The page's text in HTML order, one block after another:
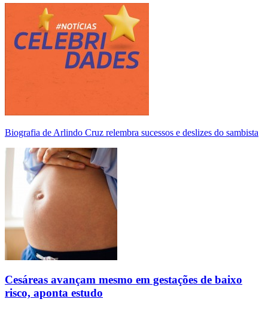
Biografia de Arlindo Cruz relembra sucessos e deslizes do sambista
Cesáreas avançam mesmo em gestações de baixo
risco, aponta estudo